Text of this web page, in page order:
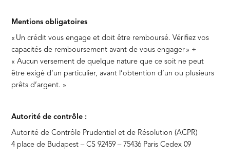
Mentions obligatoires
« Un crédit vous engage et doit être remboursé. Vérifiez vos
capacités de remboursement avant de vous engager » +
« Aucun versement de quelque nature que ce soit ne peut
être exigé d’un particulier, avant l’obtention d’un ou plusieurs
prêts d’argent. »
Autorité de contrôle :
Autorité de Contrôle Prudentiel et de Résolution (ACPR)
4 place de Budapest – CS 92459 – 75436 Paris Cedex 09